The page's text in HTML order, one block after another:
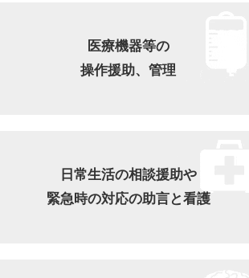
医療機器等の
操作援助、管理
日常生活の相談援助や
緊急時の対応の助言と看護